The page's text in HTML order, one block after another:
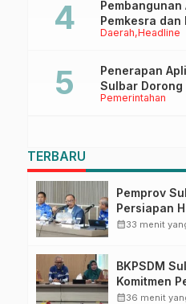
Daerah Headline
Pembangunan
Pemkesra dan
Sulbar Tinjau
Pemerintahan
Penerapan
Sulbar
Sistem
TERBARU
Pemprov
Persiapan
Upacara di
calendar_month33 menit
BKPSDM
Komitmen
Kompetensi
calendar_month36 menit